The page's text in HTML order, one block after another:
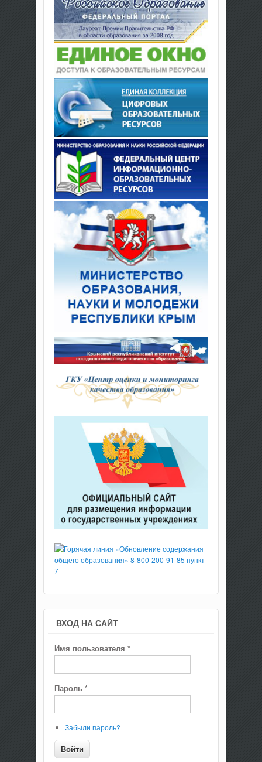
ВХОД НА САЙТ
Имя пользователя *
Пароль *
Забыли пароль?